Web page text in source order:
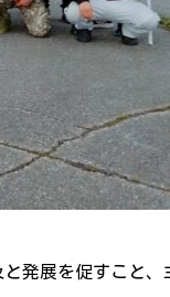
発展を促すこと